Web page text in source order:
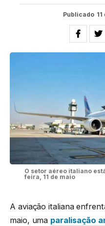
Publicado
O setor aéreo italiano
feira, 11 de maio
A aviação italiana
maio, uma paralisação